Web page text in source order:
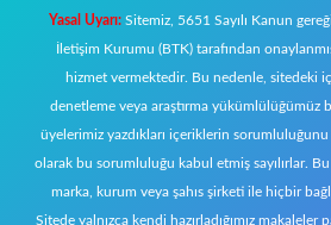
Yasal Uyarı: Sitemiz, 5651 Sayılı Kanun
İletişim Kurumu (BTK) tarafından
hizmet vermektedir. Bu nedenle, sitedeki
denetleme veya araştırma yükümlülüğümüz
üyelerimiz yazdıkları içeriklerin
olarak bu sorumluluğu kabul etmiş sayılırlar.
marka, kurum veya şahıs şirketi ile hiçbir
Sitede yalnızca kendi hazırladığımız makaleler